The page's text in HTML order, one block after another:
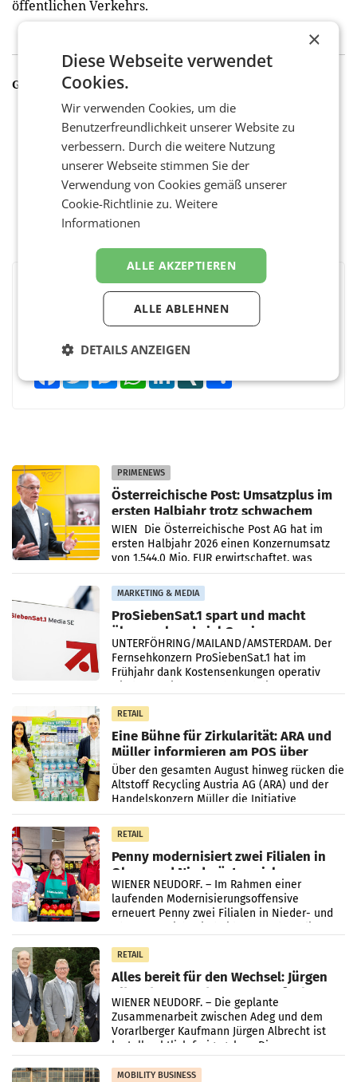
öffentlichen Verkehrs.
GALERIE
BEWERTEN SIE DIESEN ARTIKEL
PRIMENEWS
Österreichische Post: Umsatzplus im
ersten Halbjahr trotz schwachem
Briefgeschäft
WIEN Die Österreichische Post AG hat im
ersten Halbjahr 2026 einen Konzernumsatz
von 1.544,0 Mio. EUR erwirtschaftet, was
einem Plus von 3,8 Prozent gegenüber dem
Vergleichszeitraum
MARKETING & MEDIA
ProSiebenSat.1 spart und macht
überraschend viel Gewinn
UNTERFÖHRING/MAILAND/AMSTERDAM. Der
Fernsehkonzern ProSiebenSat.1 hat im
Frühjahr dank Kostensenkungen operativ
RETAIL
Eine Bühne für Zirkularität: ARA und
Müller informieren am POS über
Kreislauffähigkeit
Über den gesamten August hinweg rücken die
Altstoff Recycling Austria AG (ARA) und der
Handelskonzern Müller die Initiative
„Kreislauf-Helden“ in allen österreichischen
Müller-Filialen
RETAIL
Penny modernisiert zwei Filialen in
Ober- und Niederösterreich
WIENER NEUDORF. – Im Rahmen einer
laufenden Modernisierungsoffensive
erneuert Penny zwei Filialen in Nieder- und
RETAIL
Alles bereit für den Wechsel: Jürgen
Albrecht setzt ab 1.1.2027 auf Adeg
WIENER NEUDORF. – Die geplante
Zusammenarbeit zwischen Adeg und dem
Vorarlberger Kaufmann Jürgen Albrecht ist
kartellrechtlich freigegeben: Die
Bundeswettbewerbsbehörde und der
Bundeskartellanwalt
MOBILITY BUSINESS
×
Diese Webseite verwendet
Cookies.
Wir verwenden Cookies, um die
Benutzerfreundlichkeit unserer Website zu
verbessern. Durch die weitere Nutzung
unserer Webseite stimmen Sie der
Verwendung von Cookies gemäß unserer
Cookie-Richtlinie zu.Weitere
Informationen
ALLE AKZEPTIEREN
ALLE ABLEHNEN
DETAILS ANZEIGEN